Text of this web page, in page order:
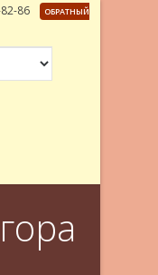
86
ОБРАТНЫЙ